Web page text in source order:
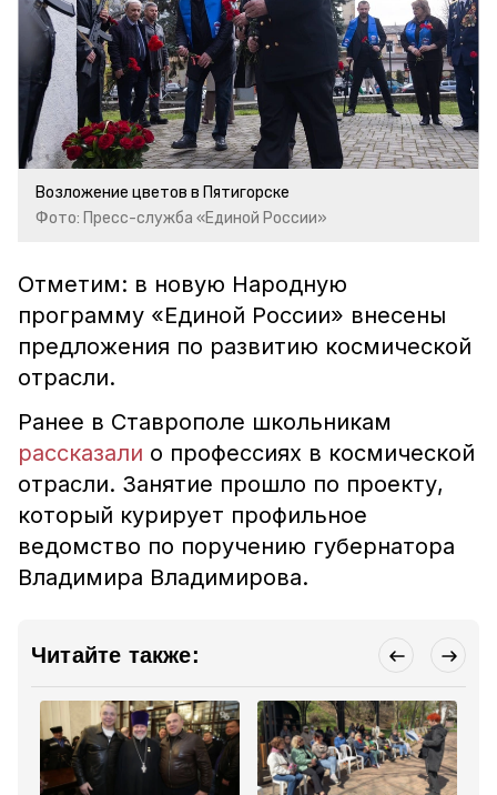
Возложение цветов в Пятигорске
Фото: Пресс-служба «Единой России»
Отметим: в новую Народную
программу «Единой России» внесены
предложения по развитию космической
отрасли.
Ранее в Ставрополе школьникам
рассказали о профессиях в космической
отрасли. Занятие прошло по проекту,
который курирует профильное
ведомство по поручению губернатора
Владимира Владимирова.
Читайте также: